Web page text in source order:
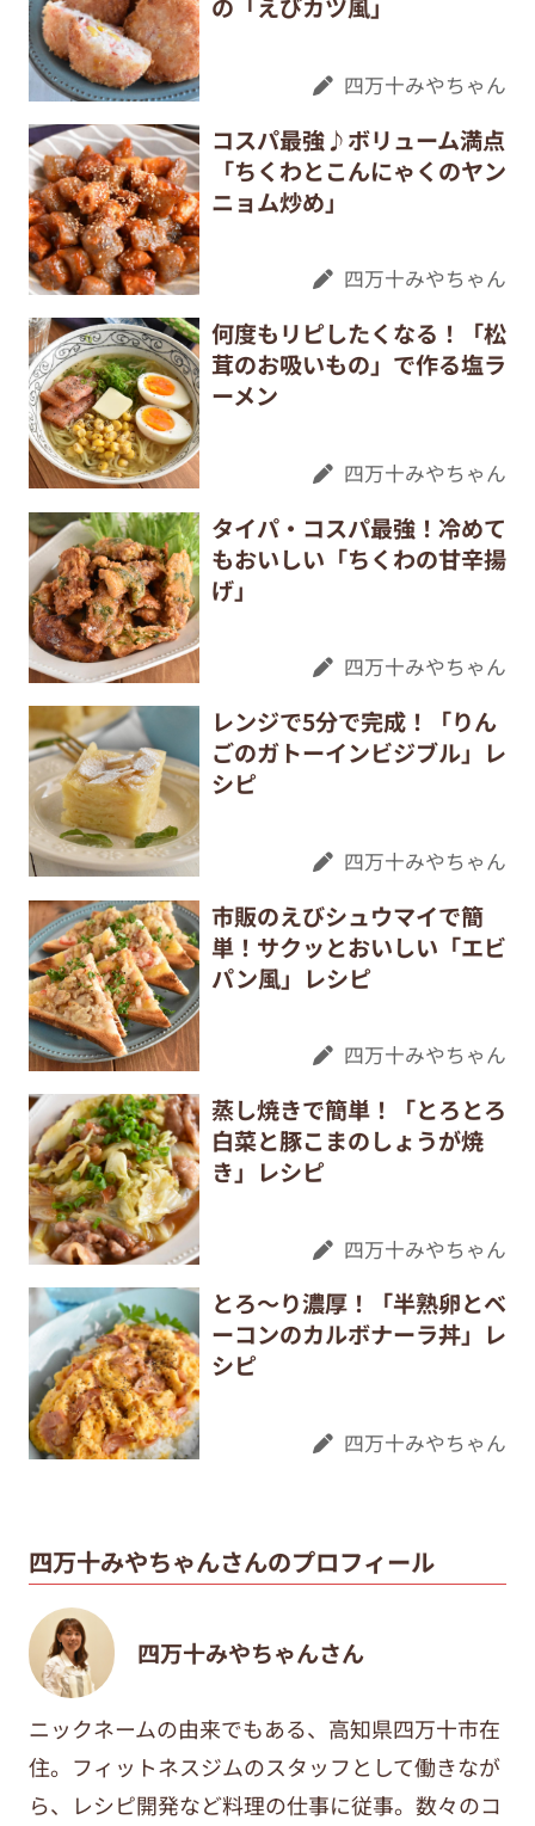
の「えびカツ風」
四万十みやちゃん
コスパ最強♪ボリューム満点
「ちくわとこんにゃくのヤン
ニョム炒め」
四万十みやちゃん
何度もリピしたくなる！「松
茸のお吸いもの」で作る塩ラ
ーメン
四万十みやちゃん
タイパ・コスパ最強！冷めて
もおいしい「ちくわの甘辛揚
げ」
四万十みやちゃん
レンジで5分で完成！「りん
ごのガトーインビジブル」レ
シピ
四万十みやちゃん
市販のえびシュウマイで簡
単！サクッとおいしい「エビ
パン風」レシピ
四万十みやちゃん
蒸し焼きで簡単！「とろとろ
白菜と豚こまのしょうが焼
き」レシピ
四万十みやちゃん
とろ～り濃厚！「半熟卵とベ
ーコンのカルボナーラ丼」レ
シピ
四万十みやちゃん
四万十みやちゃんさんのプロフィール
四万十みやちゃんさん
ニックネームの由来でもある、高知県四万十市在
住。フィットネスジムのスタッフとして働きなが
ら、レシピ開発など料理の仕事に従事。数々のコ